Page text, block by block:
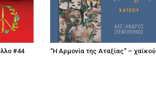
#44 “Η Αρμονία της Αταξίας” – χαϊκού